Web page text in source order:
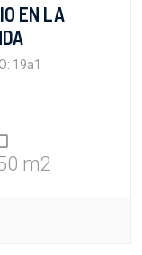
EN LA
19a1
m2